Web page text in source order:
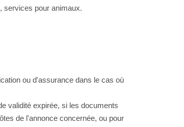
services pour animaux.
ou d'assurance dans le cas où
validité expirée, si les documents
de l'annonce concernée, ou pour